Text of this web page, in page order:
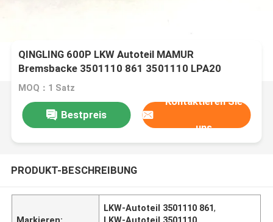
QINGLING 600P LKW Autoteil MAMUR
Bremsbacke 3501110 861 3501110 LPA20
MOQ：1 Satz
Bestpreis
Kontaktieren Sie
uns
PRODUKT-BESCHREIBUNG
Markieren:
LKW-Autoteil 3501110 861,
LKW-Autoteil 3501110,